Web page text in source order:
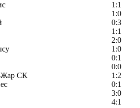
1:1
1:0
0:3
1:1
2:0
1:0
0:1
0:0
Жар СК
1:2
0:1
3:0
4:1